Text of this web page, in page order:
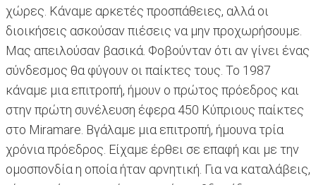
χώρες. Κάναμε αρκετές προσπάθειες, αλλά οι
διοικήσεις ασκούσαν πιέσεις να μην προχωρήσουμε.
Μας απειλούσαν βασικά. Φοβούνταν ότι αν γίνει ένας
σύνδεσμος θα φύγουν οι παίκτες τους. Το 1987
κάναμε μια επιτροπή, ήμουν ο πρώτος πρόεδρος και
στην πρώτη συνέλευση έφερα 450 Κύπριους παίκτες
στο Miramare. Βγάλαμε μια επιτροπή, ήμουνα τρία
χρόνια πρόεδρος. Είχαμε έρθει σε επαφή και με την
ομοσπονδία η οποία ήταν αρνητική. Για να καταλάβεις,